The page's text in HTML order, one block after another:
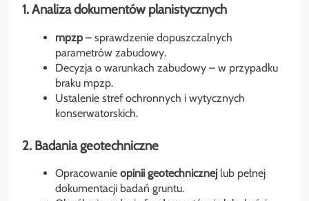
1. Analiza dokumentów planistycznych
mpzp – sprawdzenie dopuszczalnych
parametrów zabudowy.
Decyzja o warunkach zabudowy – w przypadku
braku mpzp.
Ustalenie stref ochronnych i wytycznych
konserwatorskich.
2. Badania geotechniczne
Opracowanie opinii geotechnicznej lub pełnej
dokumentacji badań gruntu.